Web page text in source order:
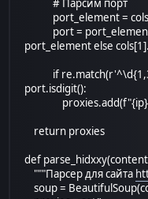
# Парсим порт
port_element =
port =
port_element else
if
port.isdigit():
return proxies
def
"""Парсер для сайта
soup =